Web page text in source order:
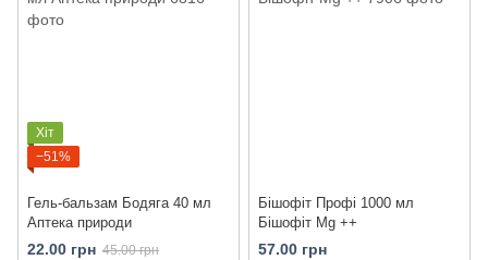
Хіт
−51%
Гель-бальзам Бодяга 40 мл
Аптека природи
22.00 грн 45.00 грн
Бішофіт Профі 1000 мл
Бішофіт Mg ++
57.00 грн